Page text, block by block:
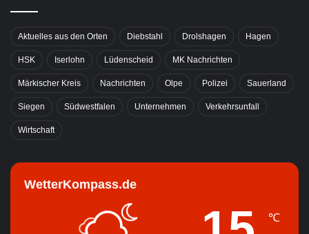
Aktuelles aus den Orten Diebstahl Drolshagen Hagen
HSK Iserlohn Lüdenscheid MK Nachrichten
Märkischer Kreis Nachrichten Olpe Polizei Sauerland
Siegen Südwestfalen Unternehmen Verkehrsunfall
Wirtschaft
WetterKompass.de
℃